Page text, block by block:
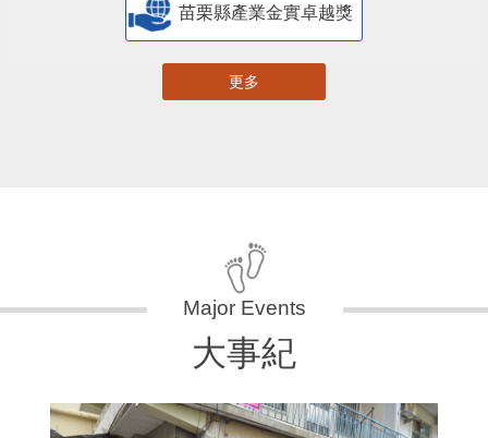
苗栗縣產業金實卓越獎
更多
大事紀